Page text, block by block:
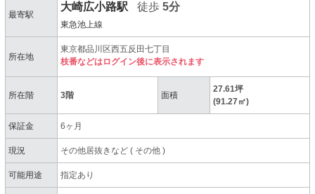
最寄駅
大崎広小路駅 徒歩5分
東急池上線
所在地
東京都品川区西五反田七丁目
枝番などはログイン後に表示されます
所在階 3階 面積
27.61坪
(91.27㎡)
保証金 6ヶ月
現況 その他居抜きなど( その他)
可能用途 指定あり